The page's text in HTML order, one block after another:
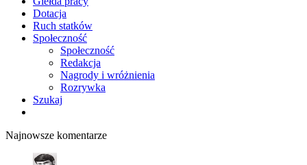
Dotacja
Ruch statków
Społeczność
Społeczność
Redakcja
Nagrody i wróżnienia
Rozrywka
Szukaj
Najnowsze komentarze